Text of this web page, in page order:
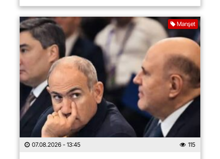
Manşet
07.08.2026 - 13:45 115